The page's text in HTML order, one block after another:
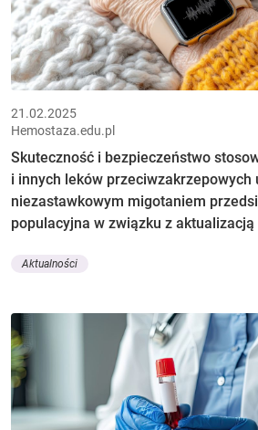
21.02.2025
Hemostaza.edu.pl
Skuteczność i bezpieczeństwo
i innych leków przeciwzakrzepowych
niezastawkowym migotaniem
populacyjna w związku z aktualizacją
Aktualności